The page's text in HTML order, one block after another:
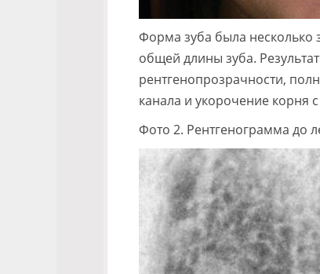
Форма зуба была несколько
общей длины зуба.
рентгенопрозрачности,
канала и укорочение корня
Фото 2. Рентгенограмма до